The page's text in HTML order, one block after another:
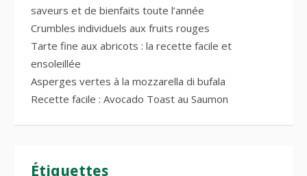
saveurs et de bienfaits toute l’année
Crumbles individuels aux fruits rouges
Tarte fine aux abricots : la recette facile et
ensoleillée
Asperges vertes à la mozzarella di bufala
Recette facile : Avocado Toast au Saumon
Étiquettes